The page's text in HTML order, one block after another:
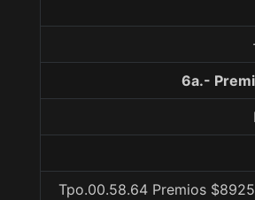
6a.-
Tpo.00.58.64 Premios